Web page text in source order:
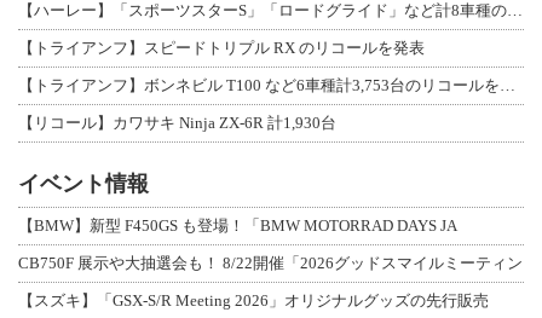
【ハーレー】「スポーツスターS」「ロードグライド」など計8車種のリコールを発表
【トライアンフ】スピードトリプル RX のリコールを発表
【トライアンフ】ボンネビル T100 など6車種計3,753台のリコールを発表
【リコール】カワサキ Ninja ZX-6R 計1,930台
イベント情報
【BMW】新型 F450GS も登場！「BMW MOTORRAD DAYS JA
CB750F 展示や大抽選会も！ 8/22開催「2026グッドスマイルミーティン
【スズキ】「GSX-S/R Meeting 2026」オリジナルグッズの先行販売